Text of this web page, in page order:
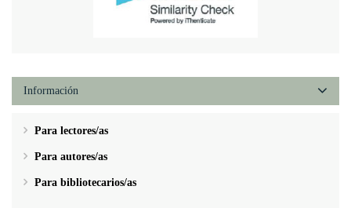
Información
Para lectores/as
Para autores/as
Para bibliotecarios/as